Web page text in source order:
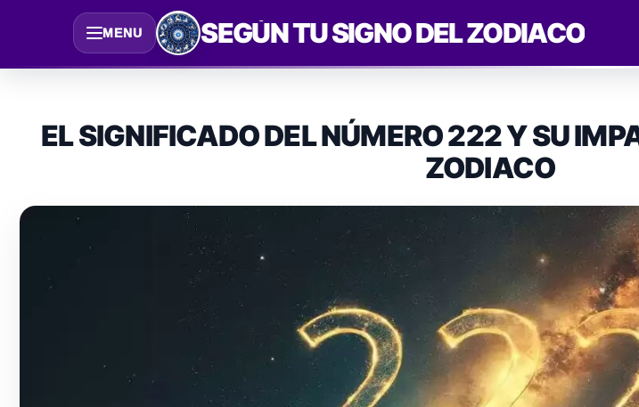
contenido
MENU SEGÚN TU SIGNO DEL ZODIACO
EL SIGNIFICADO DEL NÚMERO 222 Y SU
ZODIACO